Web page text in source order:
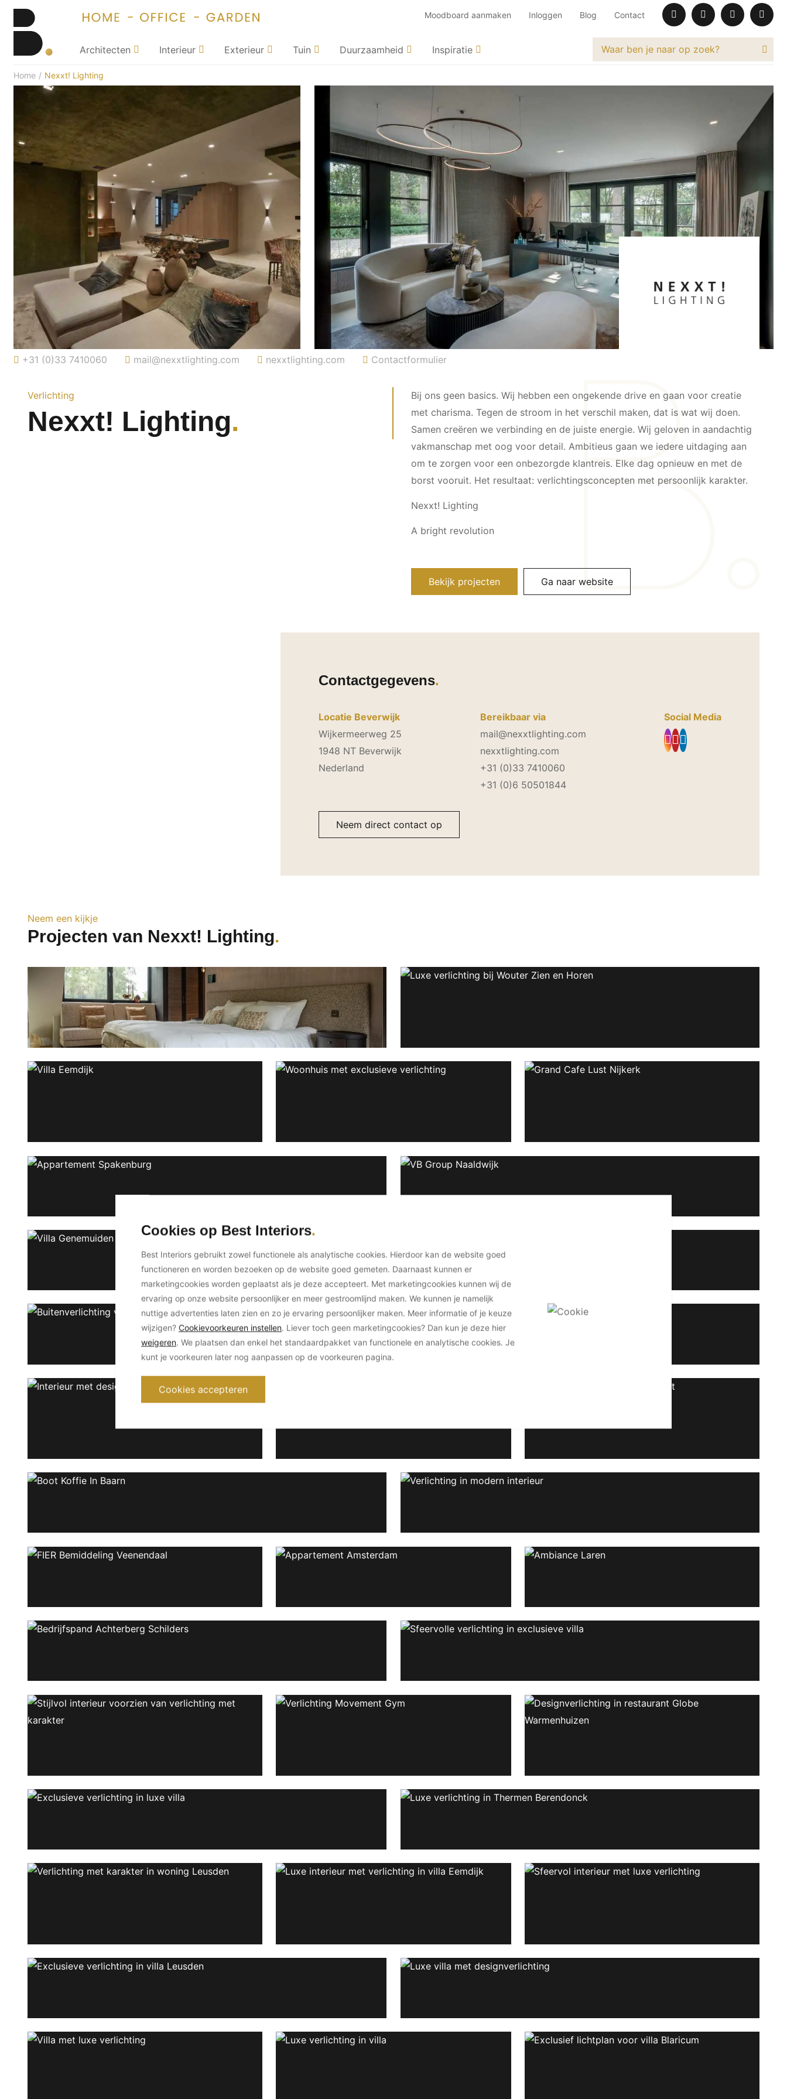
Moodboard aanmaken Inloggen Blog Contact
Architecten Interieur Exterieur Tuin Duurzaamheid Inspiratie
Home / Nexxt! Lighting
+31 (0)33 7410060 mail@nexxtlighting.com nexxtlighting.com Contactformulier
Verlichting
Nexxt! Lighting
Bij ons geen basics. Wij hebben een ongekende drive en gaan voor creatie
met charisma. Tegen de stroom in het verschil maken, dat is wat wij doen.
Samen creëren we verbinding en de juiste energie. Wij geloven in aandachtig
vakmanschap met oog voor detail. Ambitieus gaan we iedere uitdaging aan
om te zorgen voor een onbezorgde klantreis. Elke dag opnieuw en met de
borst vooruit. Het resultaat: verlichtingsconcepten met persoonlijk karakter.
Nexxt! Lighting
A bright revolution
Bekijk projecten Ga naar website
Contactgegevens
Locatie Beverwijk
Wijkermeerweg 25
1948 NT Beverwijk
Nederland
Bereikbaar via
mail@nexxtlighting.com
nexxtlighting.com
+31 (0)33 7410060
+31 (0)6 50501844
Social Media
Neem direct contact op
Neem een kijkje
Projecten van Nexxt! Lighting
Cookies op Best Interiors
Best Interiors gebruikt zowel functionele als analytische cookies. Hierdoor kan de website goed
functioneren en worden bezoeken op de website goed gemeten. Daarnaast kunnen er
marketingcookies worden geplaatst als je deze accepteert. Met marketingcookies kunnen wij de
ervaring op onze website persoonlijker en meer gestroomlijnd maken. We kunnen je namelijk
nuttige advertenties laten zien en zo je ervaring persoonlijker maken. Meer informatie of je keuze
wijzigen? Cookievoorkeuren instellen. Liever toch geen marketingcookies? Dan kun je deze hier
weigeren. We plaatsen dan enkel het standaardpakket van functionele en analytische cookies. Je
kunt je voorkeuren later nog aanpassen op de voorkeuren pagina.
Cookies accepteren